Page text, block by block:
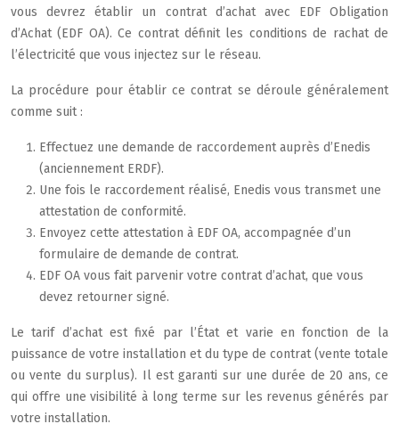
vous devrez établir un contrat d’achat avec EDF Obligation
d’Achat (EDF OA). Ce contrat définit les conditions de rachat de
l’électricité que vous injectez sur le réseau.
La procédure pour établir ce contrat se déroule généralement
comme suit :
Effectuez une demande de raccordement auprès d’Enedis
(anciennement ERDF).
Une fois le raccordement réalisé, Enedis vous transmet une
attestation de conformité.
Envoyez cette attestation à EDF OA, accompagnée d’un
formulaire de demande de contrat.
EDF OA vous fait parvenir votre contrat d’achat, que vous
devez retourner signé.
Le tarif d’achat est fixé par l’État et varie en fonction de la
puissance de votre installation et du type de contrat (vente totale
ou vente du surplus). Il est garanti sur une durée de 20 ans, ce
qui offre une visibilité à long terme sur les revenus générés par
votre installation.